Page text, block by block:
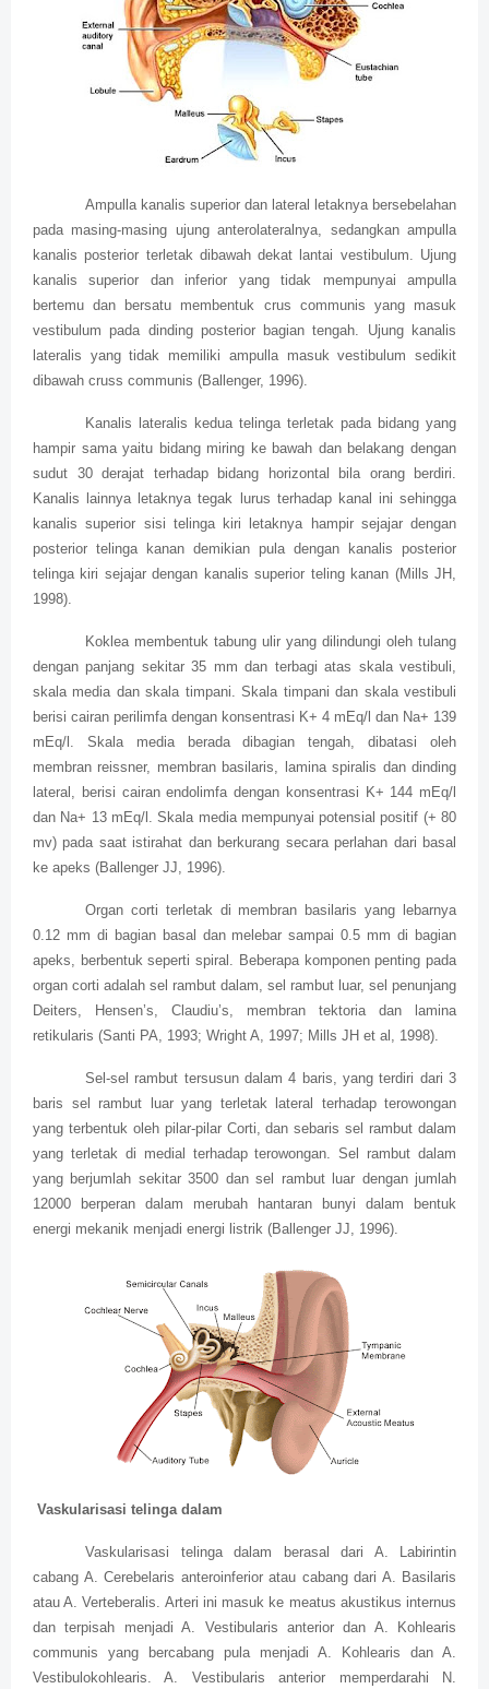
Ampulla kanalis superior dan lateral letaknya bersebelahan
pada masing-masing ujung anterolateralnya, sedangkan ampulla
kanalis posterior terletak dibawah dekat lantai vestibulum. Ujung
kanalis superior dan inferior yang tidak mempunyai ampulla
bertemu dan bersatu membentuk crus communis yang masuk
vestibulum pada dinding posterior bagian tengah. Ujung kanalis
lateralis yang tidak memiliki ampulla masuk vestibulum sedikit
dibawah cruss communis (Ballenger, 1996).
Kanalis lateralis kedua telinga terletak pada bidang yang
hampir sama yaitu bidang miring ke bawah dan belakang dengan
sudut 30 derajat terhadap bidang horizontal bila orang berdiri.
Kanalis lainnya letaknya tegak lurus terhadap kanal ini sehingga
kanalis superior sisi telinga kiri letaknya hampir sejajar dengan
posterior telinga kanan demikian pula dengan kanalis posterior
telinga kiri sejajar dengan kanalis superior teling kanan (Mills JH,
1998).
Koklea membentuk tabung ulir yang dilindungi oleh tulang
dengan panjang sekitar 35 mm dan terbagi atas skala vestibuli,
skala media dan skala timpani. Skala timpani dan skala vestibuli
berisi cairan perilimfa dengan konsentrasi K+ 4 mEq/l dan Na+ 139
mEq/l. Skala media berada dibagian tengah, dibatasi oleh
membran reissner, membran basilaris, lamina spiralis dan dinding
lateral, berisi cairan endolimfa dengan konsentrasi K+ 144 mEq/l
dan Na+ 13 mEq/l. Skala media mempunyai potensial positif (+ 80
mv) pada saat istirahat dan berkurang secara perlahan dari basal
ke apeks (Ballenger JJ, 1996).
Organ corti terletak di membran basilaris yang lebarnya
0.12 mm di bagian basal dan melebar sampai 0.5 mm di bagian
apeks, berbentuk seperti spiral. Beberapa komponen penting pada
organ corti adalah sel rambut dalam, sel rambut luar, sel penunjang
Deiters, Hensen’s, Claudiu’s, membran tektoria dan lamina
retikularis (Santi PA, 1993; Wright A, 1997; Mills JH et al, 1998).
Sel-sel rambut tersusun dalam 4 baris, yang terdiri dari 3
baris sel rambut luar yang terletak lateral terhadap terowongan
yang terbentuk oleh pilar-pilar Corti, dan sebaris sel rambut dalam
yang terletak di medial terhadap terowongan. Sel rambut dalam
yang berjumlah sekitar 3500 dan sel rambut luar dengan jumlah
12000 berperan dalam merubah hantaran bunyi dalam bentuk
energi mekanik menjadi energi listrik (Ballenger JJ, 1996).
Vaskularisasi telinga dalam
Vaskularisasi telinga dalam berasal dari A. Labirintin
cabang A. Cerebelaris anteroinferior atau cabang dari A. Basilaris
atau A. Verteberalis. Arteri ini masuk ke meatus akustikus internus
dan terpisah menjadi A. Vestibularis anterior dan A. Kohlearis
communis yang bercabang pula menjadi A. Kohlearis dan A.
Vestibulokohlearis. A. Vestibularis anterior memperdarahi N.